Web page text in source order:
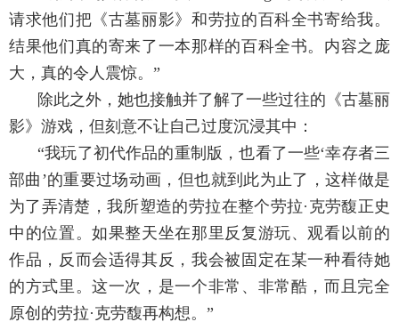
请求他们把《古墓丽影》和劳拉的百科全书寄给我。
结果他们真的寄来了一本那样的百科全书。内容之庞
大，真的令人震惊。”
除此之外，她也接触并了解了一些过往的《古墓丽
影》游戏，但刻意不让自己过度沉浸其中：
“我玩了初代作品的重制版，也看了一些‘幸存者三
部曲’的重要过场动画，但也就到此为止了，这样做是
为了弄清楚，我所塑造的劳拉在整个劳拉·克劳馥正史
中的位置。如果整天坐在那里反复游玩、观看以前的
作品，反而会适得其反，我会被固定在某一种看待她
的方式里。这一次，是一个非常、非常酷，而且完全
原创的劳拉·克劳馥再构想。”